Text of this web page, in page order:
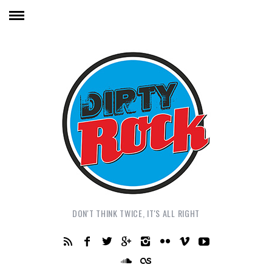
DON'T THINK TWICE, IT'S ALL RIGHT